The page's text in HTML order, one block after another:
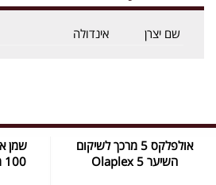
שם יצרן אינדולה
אולפלקס 5 מרכך לשיקום
השיער Olaplex 5
100 מ``ל - אס.ווי.סיסטם